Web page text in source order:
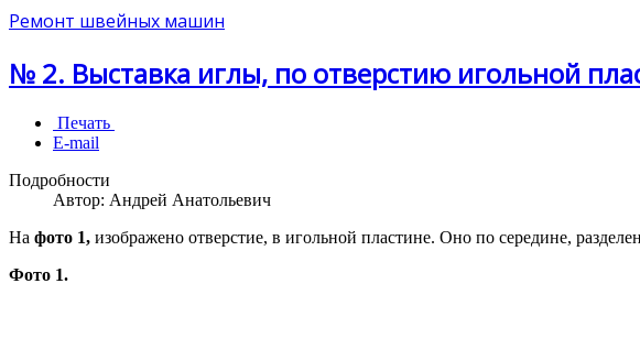
Ремонт швейных машин
№ 2. Выставка иглы, по отверстию игольной
Печать
E-mail
Подробности
Автор: Андрей Анатольевич
На фото 1, изображено отверстие, в игольной пластине. Оно по середине,
Фото 1.